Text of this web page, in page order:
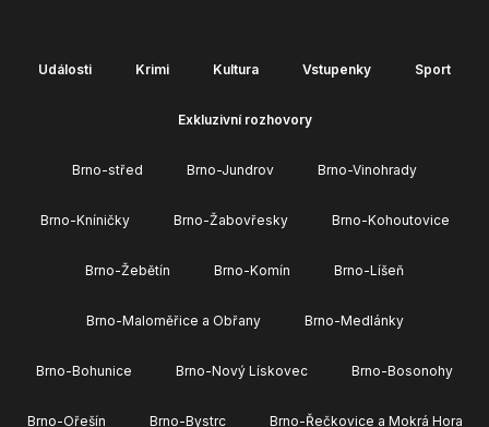
Události Krimi Kultura Vstupenky Sport
Exkluzivní rozhovory
Brno-střed Brno-Jundrov Brno-Vinohrady
Brno-Kníničky Brno-Žabovřesky Brno-Kohoutovice
Brno-Žebětín Brno-Komín Brno-Líšeň
Brno-Maloměřice a Obřany Brno-Medlánky
Brno-Bohunice Brno-Nový Lískovec Brno-Bosonohy
Brno-Ořešín Brno-Bystrc Brno-Řečkovice a Mokrá Hora